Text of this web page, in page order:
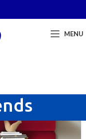
MENU